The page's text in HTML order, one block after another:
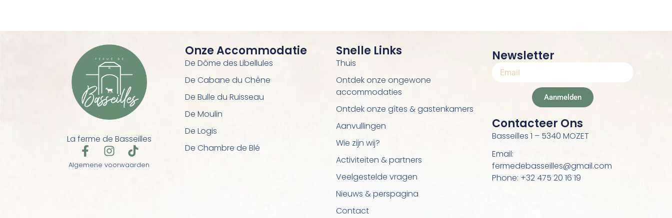
La ferme de Basseilles
F
a
I
n
T
i
Algemene voorwaarden
Onze Accommodatie
De Dôme des Libellules
De Cabane du Chêne
De Bulle du Ruisseau
De Moulin
De Logis
De Chambre de Blé
Snelle Links
Thuis
Ontdek onze ongewone
accommodaties
Ontdek onze gîtes & gastenkamers
Aanvullingen
Wie zijn wij?
Activiteiten & partners
Veelgestelde vragen
Nieuws & perspagina
Contact
Newsletter
Aanmelden
Contacteer Ons
Basseilles 1 – 5340 MOZET
Email:
fermedebasseilles@gmail.com
Phone: +32 475 20 16 19